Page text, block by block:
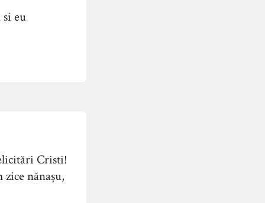
eu
Cristi!
nănaşu,